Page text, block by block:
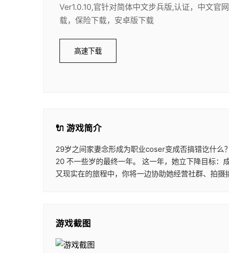
Ver1.0.10,官针对简体中文步兵版,认证，中文官
载，保险下载，安卓版下载
高速下载
🔌 游戏简介
29岁之间家妻念形成为职业coser变成否搞错讫什么
20 不一些岁的最终一年。 这一年，她立下降目标
又现实在的旅程中，你将一边协助她经营社群、拍摄
游戏截图